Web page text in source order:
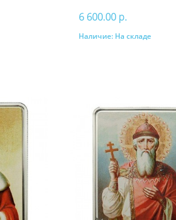
6 600.00 р.
В корзину
Наличие: На складе